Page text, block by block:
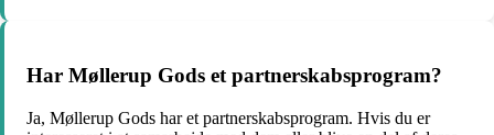
Har Møllerup Gods et partnerskabsprogram?
Ja, Møllerup Gods har et partnerskabsprogram. Hvis du er